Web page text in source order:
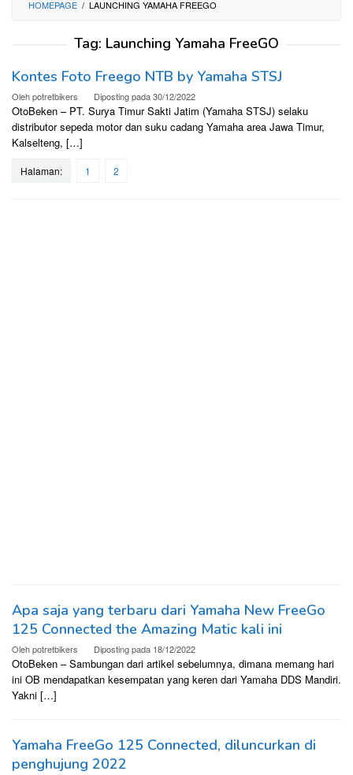
HOMEPAGE / LAUNCHING YAMAHA FREEGO
Tag: Launching Yamaha FreeGO
Kontes Foto Freego NTB by Yamaha STSJ
Olehpotretbikers Diposting pada30/12/2022
OtoBeken – PT. Surya Timur Sakti Jatim (Yamaha STSJ) selaku
distributor sepeda motor dan suku cadang Yamaha area Jawa Timur,
Kalselteng, […]
Halaman: 1 2
Apa saja yang terbaru dari Yamaha New FreeGo
125 Connected the Amazing Matic kali ini
Olehpotretbikers Diposting pada 18/12/2022
OtoBeken – Sambungan dari artikel sebelumnya, dimana memang hari
ini OB mendapatkan kesempatan yang keren dari Yamaha DDS Mandiri.
Yakni […]
Yamaha FreeGo 125 Connected, diluncurkan di
penghujung 2022